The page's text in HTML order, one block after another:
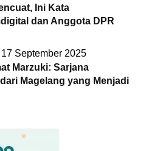
Ini Kata
dan Anggota DPR
17 September 2025
Marzuki: Sarjana
Magelang yang Menjadi